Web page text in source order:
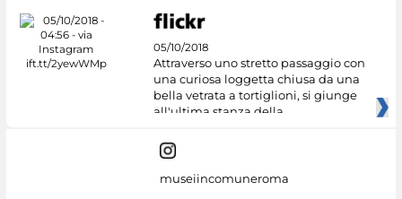
05/10/2018
Attraverso uno stretto passaggio con
una curiosa loggetta chiusa da una
bella vetrata a tortiglioni, si giunge
all'ultima stanza della
museiincomuneroma